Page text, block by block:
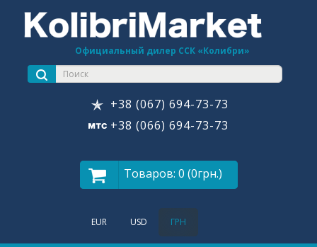
Официальный дилер ССК «Колибри»
+38 (067) 694-73-73
+38 (066) 694-73-73
Товаров: 0 (0грн.)
EUR USD ГРН